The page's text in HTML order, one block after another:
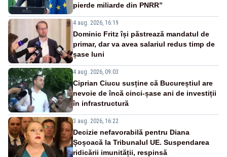
pierde miliarde din PNRR”
4 aug. 2026, 16:19
Dominic Fritz își păstrează mandatul de
primar, dar va avea salariul redus timp de
șase luni
4 aug. 2026, 09:03
Ciprian Ciucu susține că Bucureștiul are
nevoie de încă cinci-șase ani de investiții
în infrastructură
3 aug. 2026, 16:22
Decizie nefavorabilă pentru Diana
Șoșoacă la Tribunalul UE. Suspendarea
ridicării imunității, respinsă